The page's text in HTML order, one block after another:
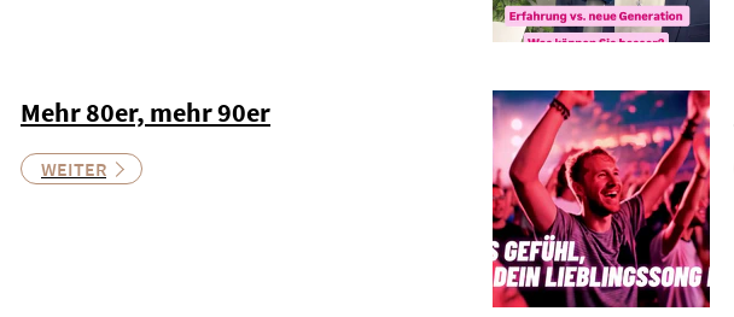
Mehr 80er, mehr 90er
WEITER